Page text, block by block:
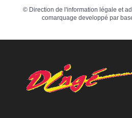
© Direction de l'information légale et
comarquage developpé par